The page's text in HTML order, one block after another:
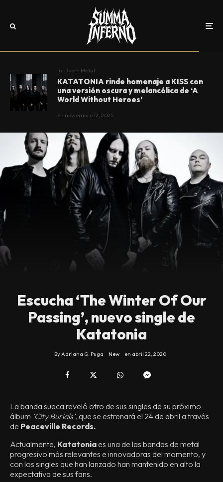
In Doom Metal
KATATONIA rinde homenaje a KISS con
una versión oscura y melancólica de ‘A
World Without Heroes’
en noviembre 12, 2025
Escucha ‘The Winter Of Our
Passing’, nuevo single de
Katatonia
ByAdriana G. Puga New en abril 22, 2020
La banda sueca reveló otro de sus singles de su próximo
álbum ‘City Burials’, que se estrenará el 24 de abril a través
de Peaceville Records.
Actualmente, Katatonia es una de las bandas de metal
progresivo más relevantes e innovadoras del momento, y
con los singles que han lanzado han mantenido en alto la
expectativa de sus fans.